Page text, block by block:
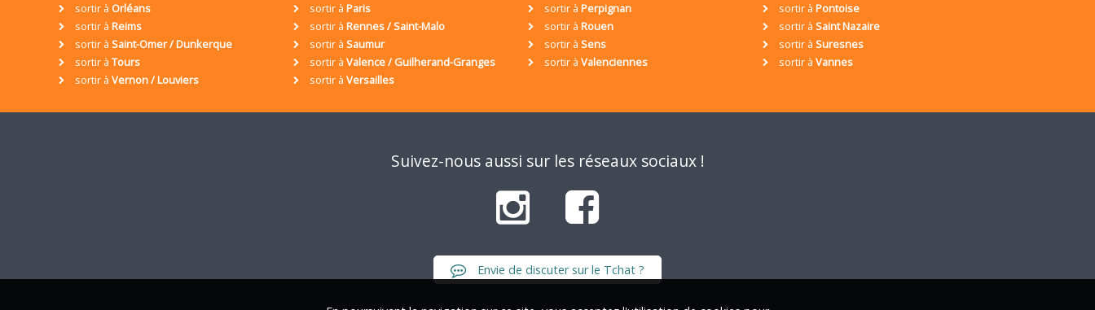
sortir à Orléans sortir à Paris sortir à Perpignan sortir à Pontoise
sortir à Reims sortir à Rennes / Saint-Malo sortir à Rouen sortir à Saint Nazaire
sortir à Saint-Omer / Dunkerque sortir à Saumur sortir à Sens sortir à Suresnes
sortir à Tours sortir à Valence / Guilherand-Granges sortir à Valenciennes sortir à Vannes
sortir à Vernon / Louviers sortir à Versailles
Suivez-nous aussi sur les réseaux sociaux !
Envie de discuter sur le Tchat ?